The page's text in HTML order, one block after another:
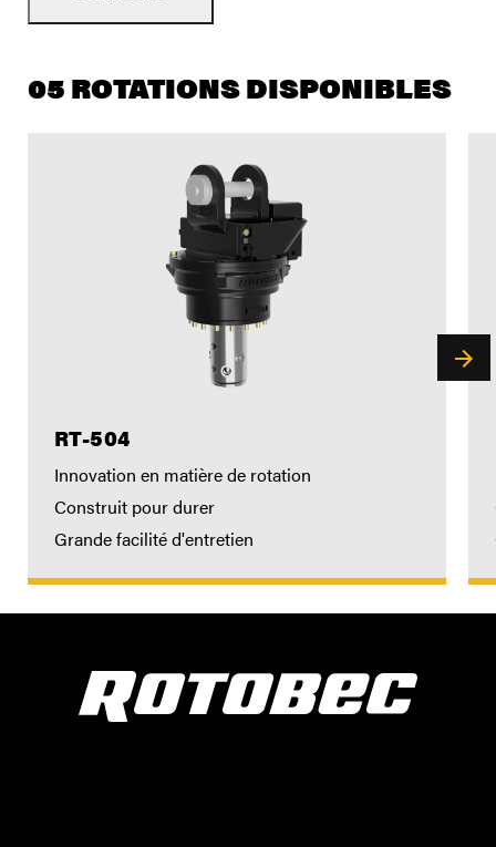
05 ROTATIONS DISPONIBLES
RT-504
Innovation en matière de rotation
Construit pour durer
Grande facilité d'entretien